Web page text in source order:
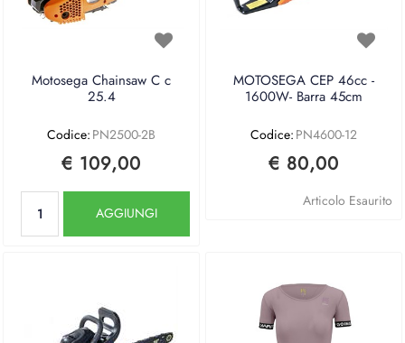
Motosega Chainsaw C c
25.4
Codice: PN2500-2B
€ 109,00
AGGIUNGI
MOTOSEGA CEP 46cc -
1600W- Barra 45cm
Codice: PN4600-12
€ 80,00
Articolo Esaurito